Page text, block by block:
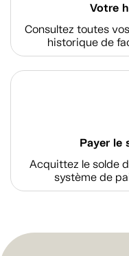
Votre
Consultez toutes
historique de
Payer le
Acquittez le solde
système de